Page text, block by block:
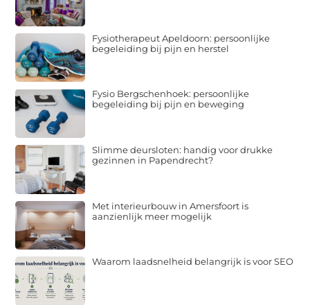
Fysiotherapeut Apeldoorn: persoonlijke
begeleiding bij pijn en herstel
Fysio Bergschenhoek: persoonlijke
begeleiding bij pijn en beweging
Slimme deursloten: handig voor drukke
gezinnen in Papendrecht?
Met interieurbouw in Amersfoort is
aanzienlijk meer mogelijk
Waarom laadsnelheid belangrijk is voor SEO